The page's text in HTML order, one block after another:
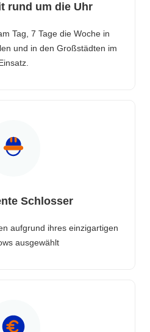
rund um die Uhr
Tag, 7 Tage die Woche in
und in den Großstädten im
Schlosser
aufgrund ihres einzigartigen
ausgewählt